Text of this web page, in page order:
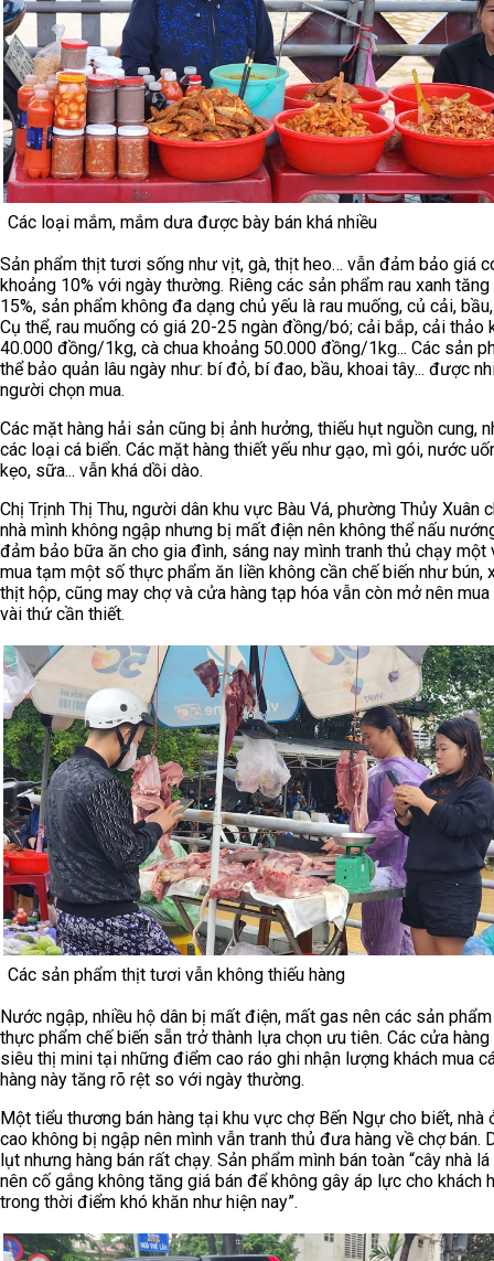
Các loại mắm, mắm dưa được bày bán khá nhiều
Sản phẩm thịt tươi sống như vịt, gà, thịt heo… vẫn đảm bảo giá
khoảng 10% với ngày thường. Riêng các sản phẩm rau xanh tăng
15%, sản phẩm không đa dạng chủ yếu là rau muống, củ cải,
Cụ thể, rau muống có giá 20-25 ngàn đồng/bó; cải bắp, cải thảo
40.000 đồng/1kg, cà chua khoảng 50.000 đồng/1kg... Các sản
thể bảo quản lâu ngày như: bí đỏ, bí đao, bầu, khoai tây... được
người chọn mua.
Các mặt hàng hải sản cũng bị ảnh hưởng, thiếu hụt nguồn cung,
các loại cá biển. Các mặt hàng thiết yếu như gạo, mì gói, nước
kẹo, sữa... vẫn khá dồi dào.
Chị Trịnh Thị Thu, người dân khu vực Bàu Vá, phường Thủy Xuân
nhà mình không ngập nhưng bị mất điện nên không thể nấu
đảm bảo bữa ăn cho gia đình, sáng nay mình tranh thủ chạy một
mua tạm một số thực phẩm ăn liền không cần chế biến như bún,
thịt hộp, cũng may chợ và cửa hàng tạp hóa vẫn còn mở nên
vài thứ cần thiết.
Các sản phẩm thịt tươi vẫn không thiếu hàng
Nước ngập, nhiều hộ dân bị mất điện, mất gas nên các sản
thực phẩm chế biến sẵn trở thành lựa chọn ưu tiên. Các cửa hàng
siêu thị mini tại những điểm cao ráo ghi nhận lượng khách mua
hàng này tăng rõ rệt so với ngày thường.
Một tiểu thương bán hàng tại khu vực chợ Bến Ngự cho biết, nhà
cao không bị ngập nên mình vẫn tranh thủ đưa hàng về chợ bán.
lụt nhưng hàng bán rất chạy. Sản phẩm mình bán toàn “cây nhà lá
nên cố gắng không tăng giá bán để không gây áp lực cho khách
trong thời điểm khó khăn như hiện nay”.